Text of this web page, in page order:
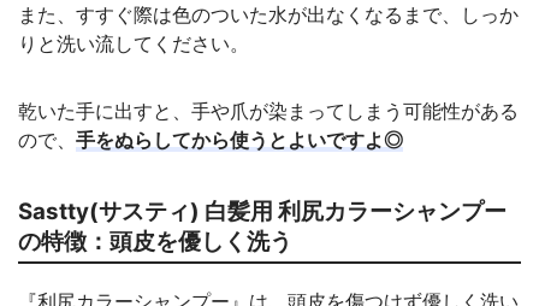
また、すすぐ際は色のついた水が出なくなるまで、しっか
りと洗い流してください。
乾いた手に出すと、手や爪が染まってしまう可能性がある
ので、 手をぬらしてから使うとよいですよ◎
Sastty(サスティ) 白髪用 利尻カラーシャンプー
の特徴：頭皮を優しく洗う
『利尻カラーシャンプー』は、頭皮を傷つけず優しく洗い